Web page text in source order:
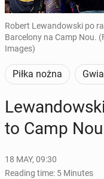
Robert Lewandowski po
Barcelony na Camp Nou.
Images)
Piłka nożna
to Camp Nou
18 MAY, 09:30
Reading time: 5 Minutes